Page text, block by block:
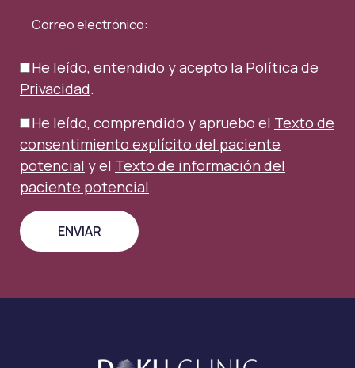
He leído, entendido y acepto la Política de
Privacidad.
He leído, comprendido y apruebo el Texto de
consentimiento explícito del paciente
potencial y el Texto de información del
paciente potencial.